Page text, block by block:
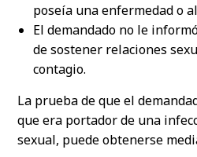
poseía una enfermedad o
El demandado no le
de sostener relaciones
contagio.
La prueba de que el
que era portador de una
sexual, puede obtenerse